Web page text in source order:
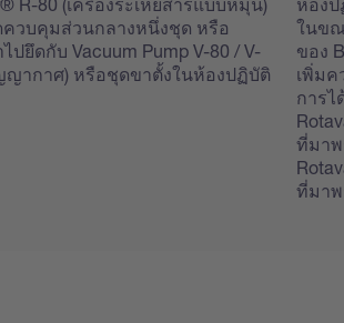
ควบคุมส่วนกลางหนึ่งชุด หรือ
ปยึดกับ Vacuum Pump V-80 / V-
ญากาศ) หรือชุดขาตั้งในห้องปฏิบัติ
ในข
ของ
เพิ่ม
การไ
ที่มาพ
ที่มาพ